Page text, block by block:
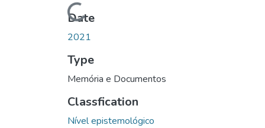
Loading...
Date
2021
Type
Memória e Documentos
Classfication
Nível epistemológico